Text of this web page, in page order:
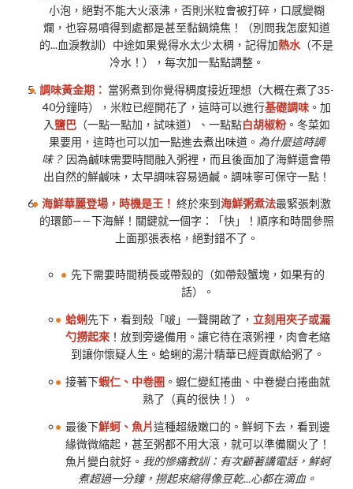
小泡，絕對不能大火滾沸，否則米粒會被打碎，口感變糊
爛，也容易噴得到處都是甚至黏鍋燒焦！（別問我怎麼知道
的...血淚教訓）中途如果覺得水太少太稠，記得加熱水 （不是
冷水！），每次加一點點調整。
調味黃金期： 當粥煮到你覺得稠度接近理想（大概在煮了35-
40分鐘時），米粒已經開花了，這時可以進行基礎調味。加
入 鹽巴（一點一點加，試味道）、一點點白胡椒粉。冬菜如
果要用，這時也可以加一點進去煮出味道。 為什麼這時調
味？ 因為鹹味需要時間融入粥裡，而且後面加了海鮮還會帶
出自然的鮮鹹味，太早調味容易過鹹。調味寧可保守一點！
海鮮華麗登場，時機是王！ 終於來到海鮮粥煮法最緊張刺激
的環節——下海鮮！關鍵就一個字：「快」！順序和時間參照
上面那張表格，絕對錯不了。
先下需要時間稍長或帶殼的（如帶殼蟹塊，如果有的
話）。
蛤蜊先下，看到殼「啵」一聲開啟了， 立刻用夾子或漏
勺撈起來！放到旁邊備用。讓它待在滾粥裡，肉會老縮
到讓你懷疑人生。蛤蜊的湯汁精華已經貢獻給粥了。
接著下蝦仁、中卷圈。蝦仁變紅捲曲、中卷變白捲曲就
熟了（真的很快！）。
最後下鮮蚵、魚片這種超級嫩口的。鮮蚵下去，看到邊
緣微微縮起，甚至粥都不用大滾，就可以準備關火了！
魚片變白就好。 我的慘痛教訓：有次顧著講電話，鮮蚵
煮超過一分鐘，撈起來縮得像豆乾...心都在滴血。